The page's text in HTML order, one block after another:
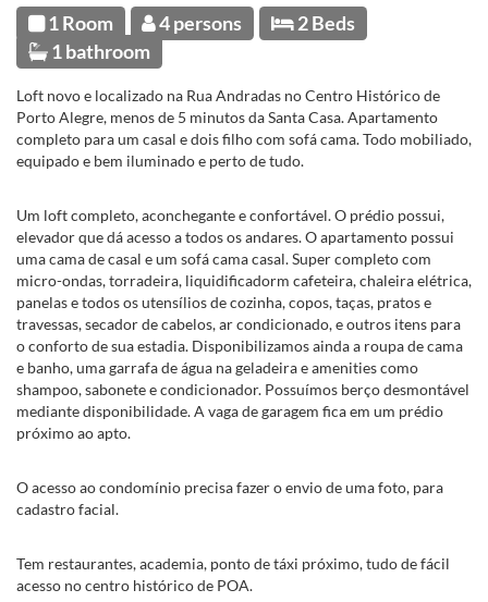
1 Room 4 persons
2 Beds
1 bathroom
Loft novo e localizado na Rua Andradas no Centro Histórico de
Porto Alegre, menos de 5 minutos da Santa Casa. Apartamento
completo para um casal e dois filho com sofá cama. Todo mobiliado,
equipado e bem iluminado e perto de tudo.
Um loft completo, aconchegante e confortável. O prédio possui,
elevador que dá acesso a todos os andares. O apartamento possui
uma cama de casal e um sofá cama casal. Super completo com
micro-ondas, torradeira, liquidificadorm cafeteira, chaleira elétrica,
panelas e todos os utensílios de cozinha, copos, taças, pratos e
travessas, secador de cabelos, ar condicionado, e outros itens para
o conforto de sua estadia. Disponibilizamos ainda a roupa de cama
e banho, uma garrafa de água na geladeira e amenities como
shampoo, sabonete e condicionador. Possuímos berço desmontável
mediante disponibilidade. A vaga de garagem fica em um prédio
próximo ao apto.
O acesso ao condomínio precisa fazer o envio de uma foto, para
cadastro facial.
Tem restaurantes, academia, ponto de táxi próximo, tudo de fácil
acesso no centro histórico de POA.